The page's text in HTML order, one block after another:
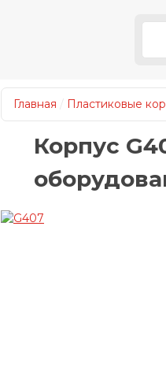
Главная Пластиковые
Корпус